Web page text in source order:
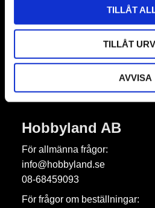
TILLÅT
TILLÅT
AVVISA
Dina personuppgifter behandlas i
Hobbyland AB
För allmänna frågor:
info@hobbyland.se
08-68459093
För frågor om beställningar: